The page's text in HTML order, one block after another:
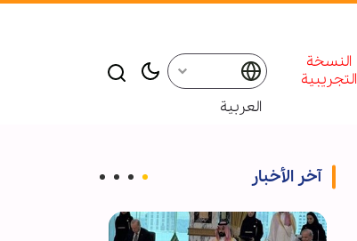
النسخة
التجريبية
العربية
آخر الأخبار